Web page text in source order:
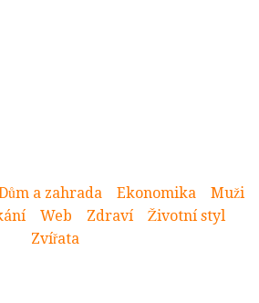
a zahrada Ekonomika
Muži
Web Zdraví
Životní styl
Zvířata